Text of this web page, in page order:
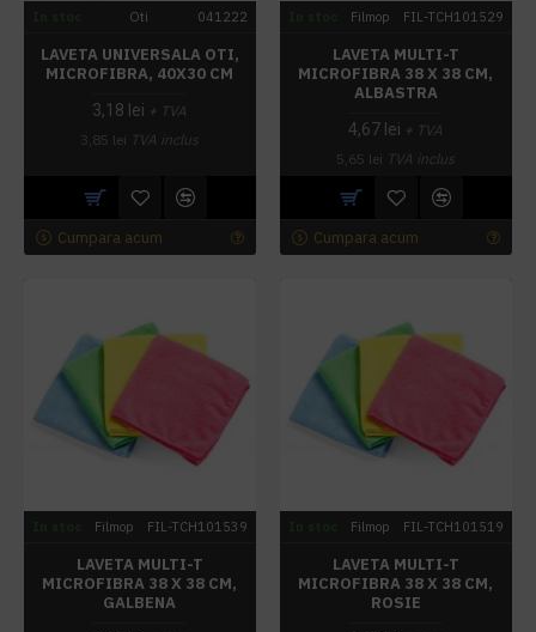
Oti 041222
LAVETA UNIVERSALA OTI,
MICROFIBRA, 40X30 CM
3,18 lei + TVA
3,85 lei TVA inclus
Cumpara acum
Filmop FIL-TCH101529
LAVETA MULTI-T
MICROFIBRA 38 X 38 CM,
ALBASTRA
4,67 lei + TVA
5,65 lei TVA inclus
Cumpara acum
Filmop FIL-TCH101539
LAVETA MULTI-T
MICROFIBRA 38 X 38 CM,
GALBENA
Filmop FIL-TCH101519
LAVETA MULTI-T
MICROFIBRA 38 X 38 CM,
ROSIE